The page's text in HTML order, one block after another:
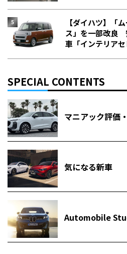
【ダイハツ】「
ス」を一部改良
車「インテリア
SPECIAL CONTENTS
マニアック評価
気になる新車
Automobile